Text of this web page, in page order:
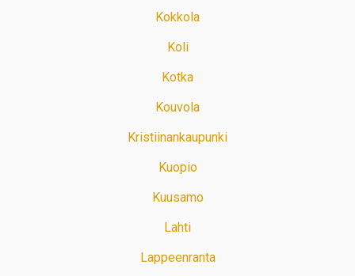
Kokkola
Koli
Kotka
Kouvola
Kristiinankaupunki
Kuopio
Kuusamo
Lahti
Lappeenranta